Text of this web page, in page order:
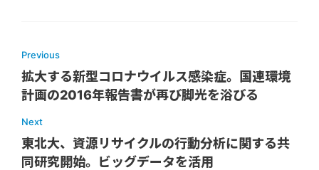
Previous
拡大する新型コロナウイルス感染症。国連環境
計画の2016年報告書が再び脚光を浴びる
Next
東北大、資源リサイクルの行動分析に関する共
同研究開始。ビッグデータを活用